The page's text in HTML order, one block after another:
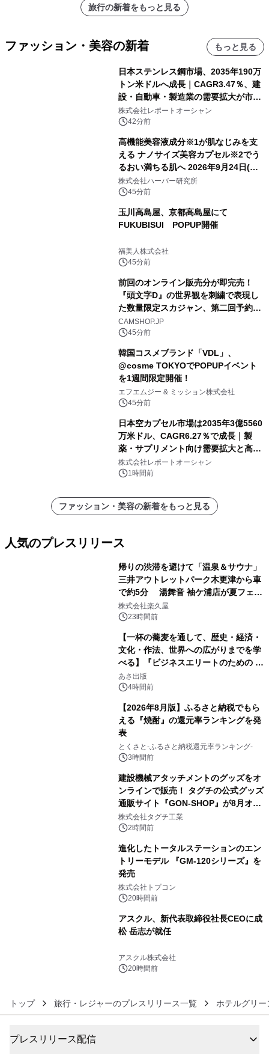
旅行の新着をもっと見る
ファッション・美容の新着 もっと見る
日本ステンレス鋼市場、2035年190万
トン米ドルへ成長｜CAGR3.47％、建
設・自動車・製造業の需要拡大が市場
を牽引
株式会社レポートオーシャン
42分前
高機能美容液成分※1が肌なじみを支
える ナノサイズ美容カプセル※2でう
るおい満ちる肌へ 2026年9月24日(木)
よりリニューアル新発売 『ディープモ
イストセラム』
株式会社ハーバー研究所
45分前
玉川高島屋、京都高島屋にて
FUKUBISUI POPUP開催
福美人株式会社
45分前
前回のオンライン販売分が即完売！
『頭文字D』の世界観を刺繍で表現し
た数量限定スカジャン、第二回予約販
売を開始！
CAMSHOP.JP
45分前
韓国コスメブランド「VDL」、
@cosme TOKYOでPOPUPイベント
を1週間限定開催！
エフエムジー & ミッション株式会社
45分前
日本空カプセル市場は2035年3億5560
万米ドル、CAGR6.27％で成長｜製
薬・サプリメント向け需要拡大と高機
能化が市場を牽引
株式会社レポートオーシャン
1時間前
ファッション・美容の新着をもっと見る
人気のプレスリリース
帰りの渋滞を避けて「温泉＆サウナ」
三井アウトレットパーク木更津から車
で約5分 湯舞音 袖ケ浦店が夏フェア
メニューを提供
株式会社楽久屋
23時間前
【一杯の蕎麦を通して、歴史・経済・
文化・作法、世界への広がりまでを学
べる】『ビジネスエリートのための 教
養としての蕎麦』2026年8月25日
（火）発売
あさ出版
4時間前
【2026年8月版】ふるさと納税でもら
える『焼酎』の還元率ランキングを発
表
とくさと-ふるさと納税還元率ランキング-
3時間前
建設機械アタッチメントのグッズをオ
ンラインで販売！ タグチの公式グッズ
通販サイト『GON-SHOP』が8月オー
プン
株式会社タグチ工業
2時間前
進化したトータルステーションのエン
トリーモデル 『GM-120シリーズ』を
発売
株式会社トプコン
20時間前
アスクル、新代表取締役社長CEOに成
松 岳志が就任
アスクル株式会社
20時間前
トップ 旅行・レジャーのプレスリリース一覧 ホテルグリ
プレスリリース配信